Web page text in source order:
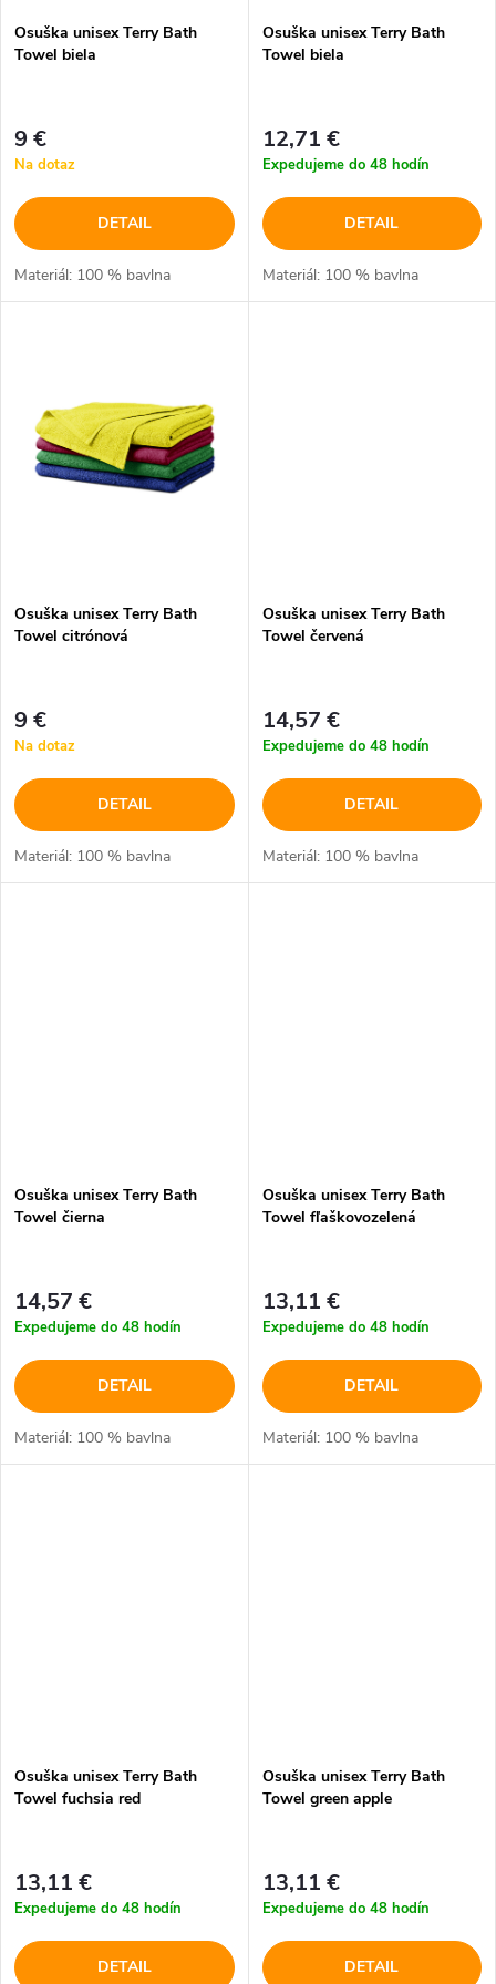
p
o
d
u
o
p
r
o
d
u
k
o
v
Osuška unisex Terry Bath
Towel biela
9 €
Na dotaz
DETAIL
Materiál: 100 % bavlna
Osuška unisex Terry Bath
Towel biela
12,71 €
Expedujeme do 48 hodín
DETAIL
Materiál: 100 % bavlna
Osuška unisex Terry Bath
Towel citrónová
9 €
Na dotaz
DETAIL
Materiál: 100 % bavlna
Osuška unisex Terry Bath
Towel červená
14,57 €
Expedujeme do 48 hodín
DETAIL
Materiál: 100 % bavlna
Osuška unisex Terry Bath
Towel čierna
14,57 €
Expedujeme do 48 hodín
DETAIL
Materiál: 100 % bavlna
Osuška unisex Terry Bath
Towel fľaškovozelená
13,11 €
Expedujeme do 48 hodín
DETAIL
Materiál: 100 % bavlna
Osuška unisex Terry Bath
Towel fuchsia red
13,11 €
Expedujeme do 48 hodín
DETAIL
Osuška unisex Terry Bath
Towel green apple
13,11 €
Expedujeme do 48 hodín
DETAIL